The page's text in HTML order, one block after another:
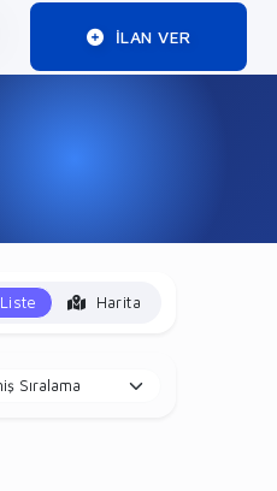
ILAN VER
Liste Harita